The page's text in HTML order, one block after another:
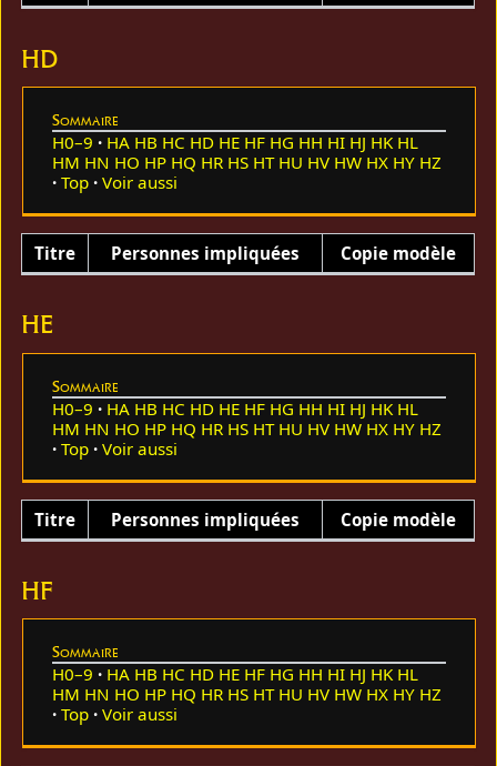
HD
Sommaire
H0–9 HA HB HC HD HE HF HG HH HI HJ HK HL
HM HN HO HP HQ HR HS HT HU HV HW HX HY HZ
Top
Voir aussi
Titre Personnes impliquées Copie modèle
HE
Sommaire
H0–9 HA HB HC HD HE HF HG HH HI HJ HK HL
HM HN HO HP HQ HR HS HT HU HV HW HX HY HZ
Top
Voir aussi
Titre Personnes impliquées Copie modèle
HF
Sommaire
H0–9 HA HB HC HD HE HF HG HH HI HJ HK HL
HM HN HO HP HQ HR HS HT HU HV HW HX HY HZ
Top
Voir aussi